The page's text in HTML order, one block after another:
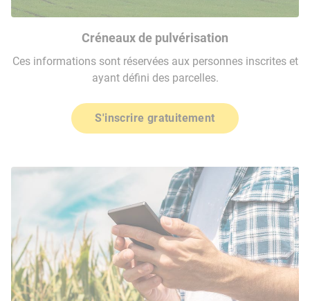
Créneaux de pulvérisation
Ces informations sont réservées aux personnes inscrites et
ayant défini des parcelles.
S'inscrire gratuitement